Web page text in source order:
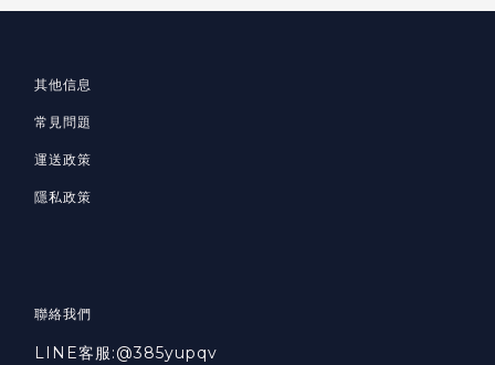
其他信息
常見問題
運送政策
隱私政策
聯絡我們
LINE客服:@385yupqv